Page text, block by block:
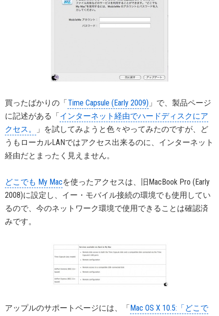
買ったばかりの「Time Capsule (Early 2009) 」で、製品ページ
に記述がある「インターネット経由でハードディスクにア
クセス。
」を試してみようと色々やってみたのですが、ど
うもローカルLANではアクセス出来るのに、インターネット
経由だとまったく見えません。
どこでも My Macを使ったアクセスは、旧MacBook Pro (Early
2008)に設定し、イー・モバイル接続の環境でも使用してい
るので、今のネットワーク環境で使用できることは確認済
みです。
アップルのサポートページには、「Mac OS X 10.5:「どこで